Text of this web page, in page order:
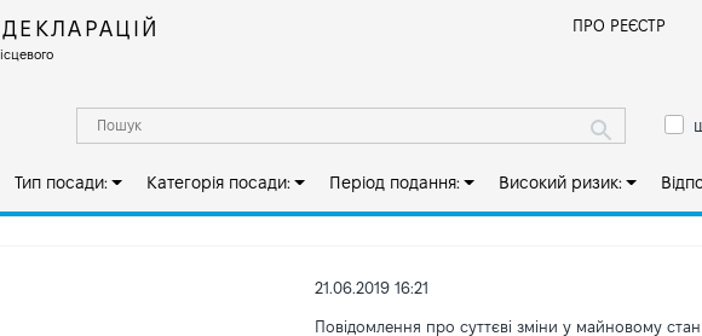
ПРО РЕЄСТР
Тип посади: Категорія посади: Період подання: Високий ризик:
21.06.2019 16:21
Повідомлення про суттєві зміни y майновому